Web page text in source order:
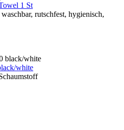
1 St
rutschfest, hygienisch,
white